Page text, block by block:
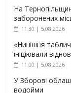
На
заборонених
11:30 | 5.08.2026
«Нинішня
ініціювали
11:00 | 5.08.2026
У Зборові
водойми